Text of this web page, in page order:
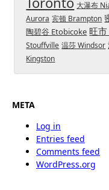
大瀑布
Aurora 宾顿 Brampton
陶碧谷 Etobicoke 旺
Stouffville 温莎 Windsor
Kingston
META
Log in
Entries feed
Comments feed
WordPress.org